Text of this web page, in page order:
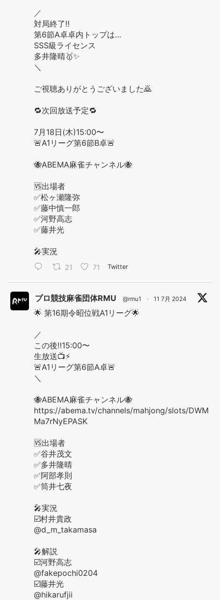
／
対局終了‼️
第6節A卓卓内トップは…
SSS級ライセンス
多井隆晴🥇✨
＼
ご視聴ありがとうございました🙇
🔁次回放送予定🔁
7月18日(木)15:00〜
🚨A1リーグ第6節B卓🚨
🐝ABEMA麻雀チャンネル🐝
🆚出場者
✅松ヶ瀬隆弥
✅藤中慎一郎
✅河野高志
✅藤井光
🎤実況
21 71 Twitter
プロ競技麻雀団体RMU @rmu1 · 11 7月 2024
🌟 第16期令昭位戦A1リーグ🌟
／
この後‼️15:00〜
生放送📺⚡️
🚨A1リーグ第6節A卓🚨
＼
🐝ABEMA麻雀チャンネル🐝
https://abema.tv/channels/mahjong/slots/DWM
Ma7rNyEPASK
🆚出場者
✅谷井茂文
✅多井隆晴
✅阿部孝則
✅筒井七夜
🎤実況
☑️村井貴政
@d_m_takamasa
🎤解説
☑️河野高志
@fakepochi0204
☑️藤井光
@hikarufjii